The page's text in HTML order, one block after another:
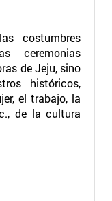
costumbres
ceremonias
de Jeju, sino
históricos,
el trabajo, la
de la cultura